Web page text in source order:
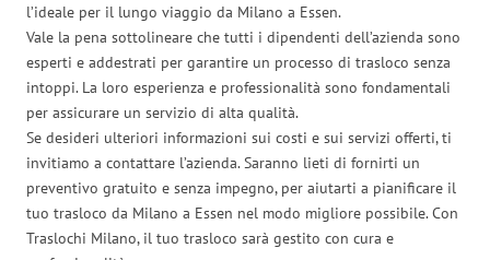
l’ideale per il lungo viaggio da Milano a Essen.
Vale la pena sottolineare che tutti i dipendenti dell’azienda sono
esperti e addestrati per garantire un processo di trasloco senza
intoppi. La loro esperienza e professionalità sono fondamentali
per assicurare un servizio di alta qualità.
Se desideri ulteriori informazioni sui costi e sui servizi offerti, ti
invitiamo a contattare l’azienda. Saranno lieti di fornirti un
preventivo gratuito e senza impegno, per aiutarti a pianificare il
tuo trasloco da Milano a Essen nel modo migliore possibile. Con
Traslochi Milano, il tuo trasloco sarà gestito con cura e